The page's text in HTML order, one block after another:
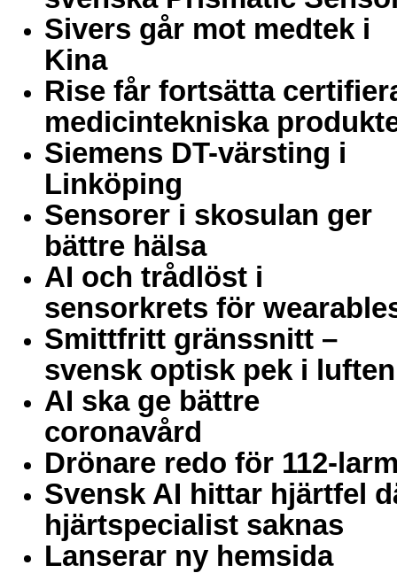
Sivers går mot medtek i
Kina
Rise får fortsätta
medicintekniska
Siemens DT-värsting i
Linköping
Sensorer i skosulan ger
bättre hälsa
AI och trådlöst i
sensorkrets för
Smittfritt gränssnitt –
svensk optisk pek i
AI ska ge bättre
coronavård
Drönare redo för 112-
Svensk AI hittar hjärtfel
hjärtspecialist saknas
Lanserar ny hemsida